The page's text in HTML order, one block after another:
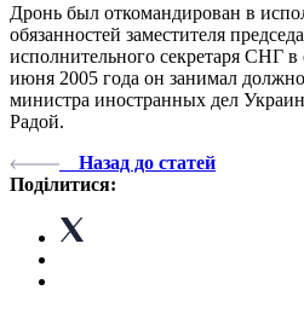
Дронь был откомандирован в
обязанностей заместителя
исполнительного секретаря СНГ
июня 2005 года он занимал
министра иностранных дел
Радой.
Назад до статей
Поділитися: